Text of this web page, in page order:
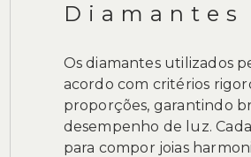
Diamantes
Os diamantes utilizados
acordo com critérios
proporções, garantindo
desempenho de luz.
para compor joias